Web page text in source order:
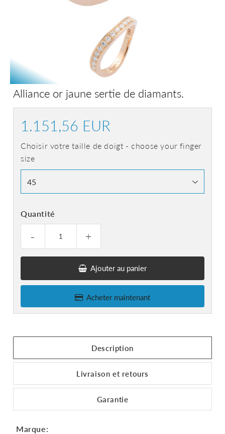
Alliance or jaune sertie de diamants.
1.151,56 EUR
Choisir votre taille de doigt - choose your finger
size
Quantité
+
-
Ajouter au panier
Acheter maintenant
Description
Livraison et retours
Garantie
Marque: